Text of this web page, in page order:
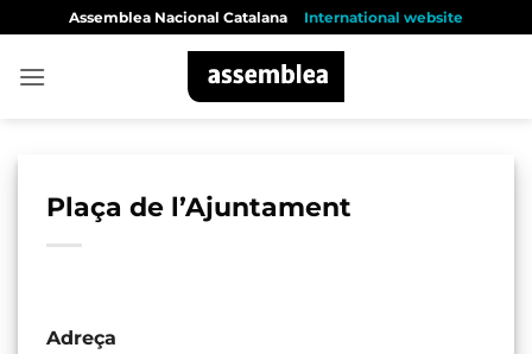
content
Assemblea Nacional Catalana International website
Plaça de l’Ajuntament
Adreça